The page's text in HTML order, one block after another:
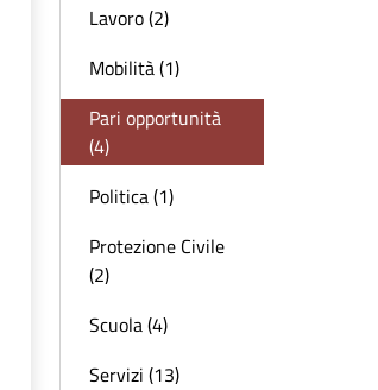
Lavoro (2)
Mobilità (1)
Pari opportunità
(4)
Politica (1)
Protezione Civile
(2)
Scuola (4)
Servizi (13)